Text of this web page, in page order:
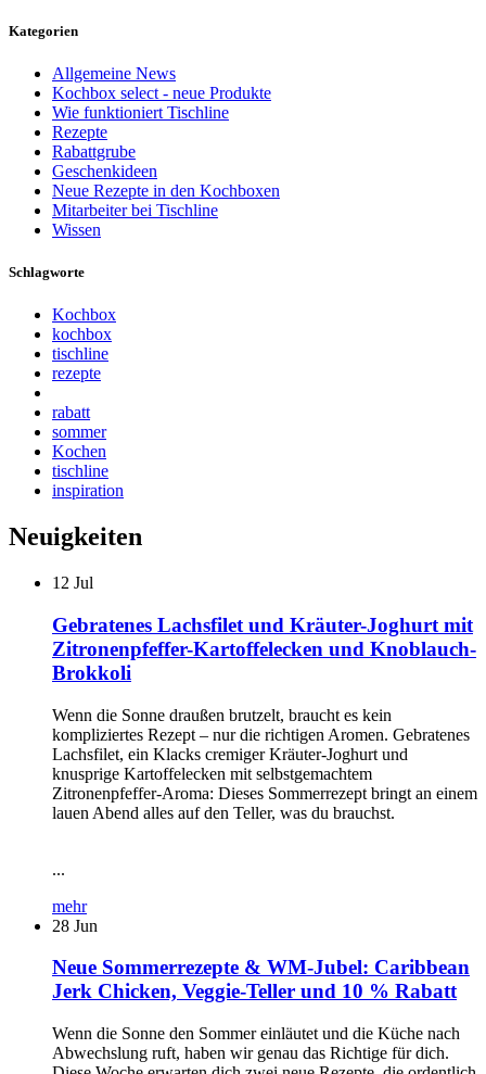
Kategorien
Allgemeine News
Kochbox select - neue Produkte
Wie funktioniert Tischline
Rezepte
Rabattgrube
Geschenkideen
Neue Rezepte in den Kochboxen
Mitarbeiter bei Tischline
Wissen
Schlagworte
Kochbox
kochbox
tischline
rezepte
rabatt
sommer
Kochen
tischline
inspiration
Neuigkeiten
12 Jul
Gebratenes Lachsfilet und Kräuter-Joghurt mit
Zitronenpfeffer-Kartoffelecken und Knoblauch-
Brokkoli
Wenn die Sonne draußen brutzelt, braucht es kein
kompliziertes Rezept – nur die richtigen Aromen. Gebratenes
Lachsfilet, ein Klacks cremiger Kräuter-Joghurt und
knusprige Kartoffelecken mit selbstgemachtem
Zitronenpfeffer-Aroma: Dieses Sommerrezept bringt an einem
lauen Abend alles auf den Teller, was du brauchst.
...
mehr
28 Jun
Neue Sommerrezepte & WM-Jubel: Caribbean
Jerk Chicken, Veggie-Teller und 10 % Rabatt
Wenn die Sonne den Sommer einläutet und die Küche nach
Abwechslung ruft, haben wir genau das Richtige für dich.